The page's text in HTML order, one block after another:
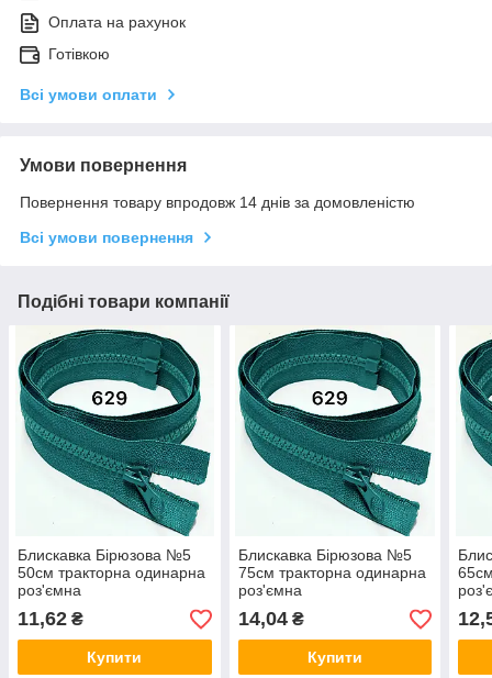
Оплата на рахунок
Готівкою
Всі умови оплати
Умови повернення
Повернення товару впродовж 14 днів за домовленістю
Всі умови повернення
Подібні товари компанії
Блискавка Бірюзова №5
50см тракторна одинарна
роз'ємна
11,62 ₴
Купити
Блискавка Бірюзова №5
75см тракторна одинарна
роз'ємна
14,04₴
Купити